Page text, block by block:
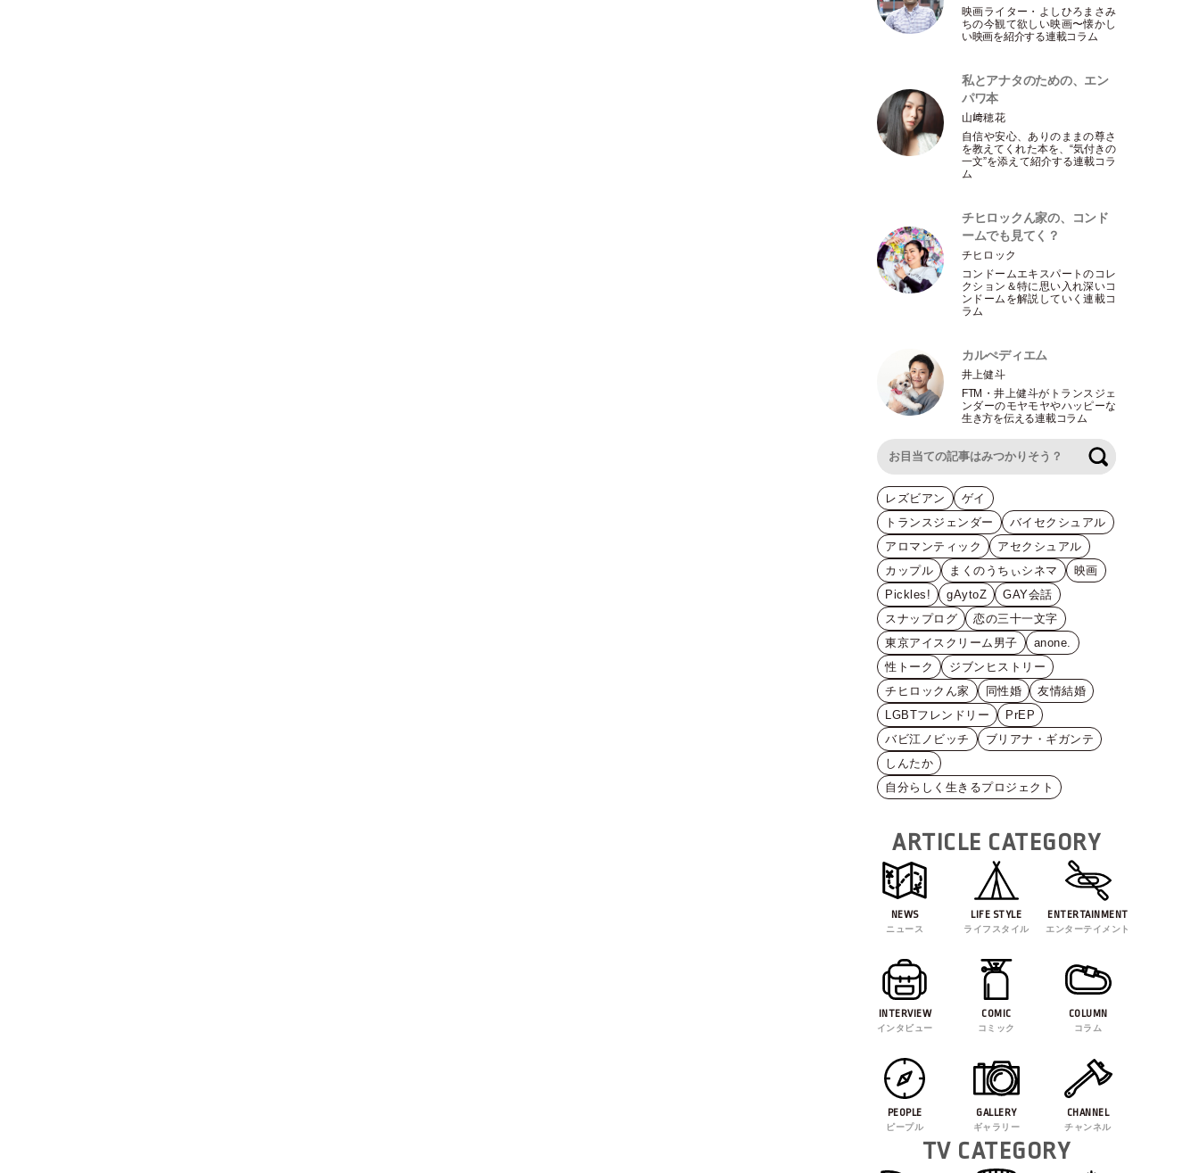
映画ライター ・ よしひろまさみ
ちの今観て欲しい映画〜懐かし
い映画を紹介する連載コラム
私とアナタのための、エン
パワ本
山﨑穂花
自信や安心、ありのままの尊さ
を教えてくれた本を、“気付きの
一文”を添えて紹介する連載コラ
ム
チヒロックん家の、コンド
ームでも見てく？
チヒロック
コンドームエキスパートのコレ
クション＆特に思い入れ深いコ
ンドームを解説していく連載コ
ラム
カルぺディエム
井上健斗
FTM ・井上健斗がトランスジェ
ンダーのモヤモヤやハッピーな
生き方を伝える連載コラム
レズビアン
ゲイ
トランスジェンダー
バイセクシュアル
アロマンティック
アセクシュアル
カップル
まくのうちぃシネマ
映画
Pickles!
gAytoZ
GAY会話
スナップログ
恋の三十一文字
東京アイスクリーム男子
anone.
性トーク
ジブンヒストリー
チヒロックん家
同性婚
友情結婚
LGBTフレンドリー
PrEP
バビ江ノビッチ
ブリアナ・ギガンテ
しんたか
自分らしく生きるプロジェクト
ARTICLE CATEGORY
NEWS
ニュース
LIFE STYLE
ライフスタイル
ENTERTAINMENT
エンターテイメント
INTERVIEW
インタビュー
COMIC
コミック
COLUMN
コラム
PEOPLE
ピープル
GALLERY
ギャラリー
CHANNEL
チャンネル
TV CATEGORY